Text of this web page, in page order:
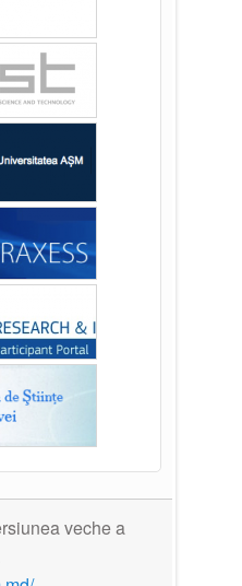
veche a